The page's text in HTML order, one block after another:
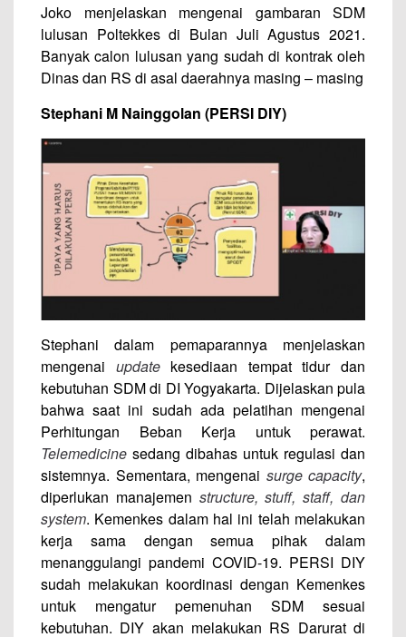
Joko menjelaskan mengenai gambaran SDM
lulusan Poltekkes di Bulan Juli Agustus 2021.
Banyak calon lulusan yang sudah di kontrak oleh
Dinas dan RS di asal daerahnya masing – masing
Stephani M Nainggolan (PERSI DIY)
Stephani dalam pemaparannya menjelaskan
mengenai updatekesediaan tempat tidur dan
kebutuhan SDM di DI Yogyakarta. Dijelaskan pula
bahwa saat ini sudah ada pelatihan mengenai
Perhitungan Beban Kerja untuk perawat.
Telemedicine sedang dibahas untuk regulasi dan
sistemnya. Sementara, mengenai surge capacity,
diperlukan manajemen structure, stuff, staff, dan
system. Kemenkes dalam hal ini telah melakukan
kerja sama dengan semua pihak dalam
menanggulangi pandemi COVID-19. PERSI DIY
sudah melakukan koordinasi dengan Kemenkes
untuk mengatur pemenuhan SDM sesuai
kebutuhan. DIY akan melakukan RS Darurat di